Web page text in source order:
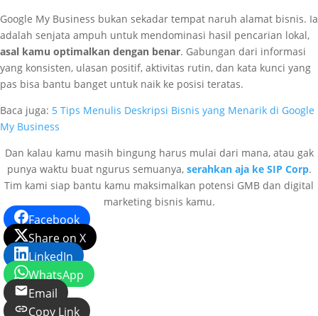
Google My Business bukan sekadar tempat naruh alamat bisnis. Ia
adalah senjata ampuh untuk mendominasi hasil pencarian lokal,
asal kamu optimalkan dengan benar. Gabungan dari informasi
yang konsisten, ulasan positif, aktivitas rutin, dan kata kunci yang
pas bisa bantu banget untuk naik ke posisi teratas.
Baca juga: 5 Tips Menulis Deskripsi Bisnis yang Menarik di Google
My Business
Dan kalau kamu masih bingung harus mulai dari mana, atau gak
punya waktu buat ngurus semuanya, serahkan aja ke SIP Corp.
Tim kami siap bantu kamu maksimalkan potensi GMB dan digital
marketing bisnis kamu.
Facebook
Share on X
LinkedIn
WhatsApp
Email
Copy Link